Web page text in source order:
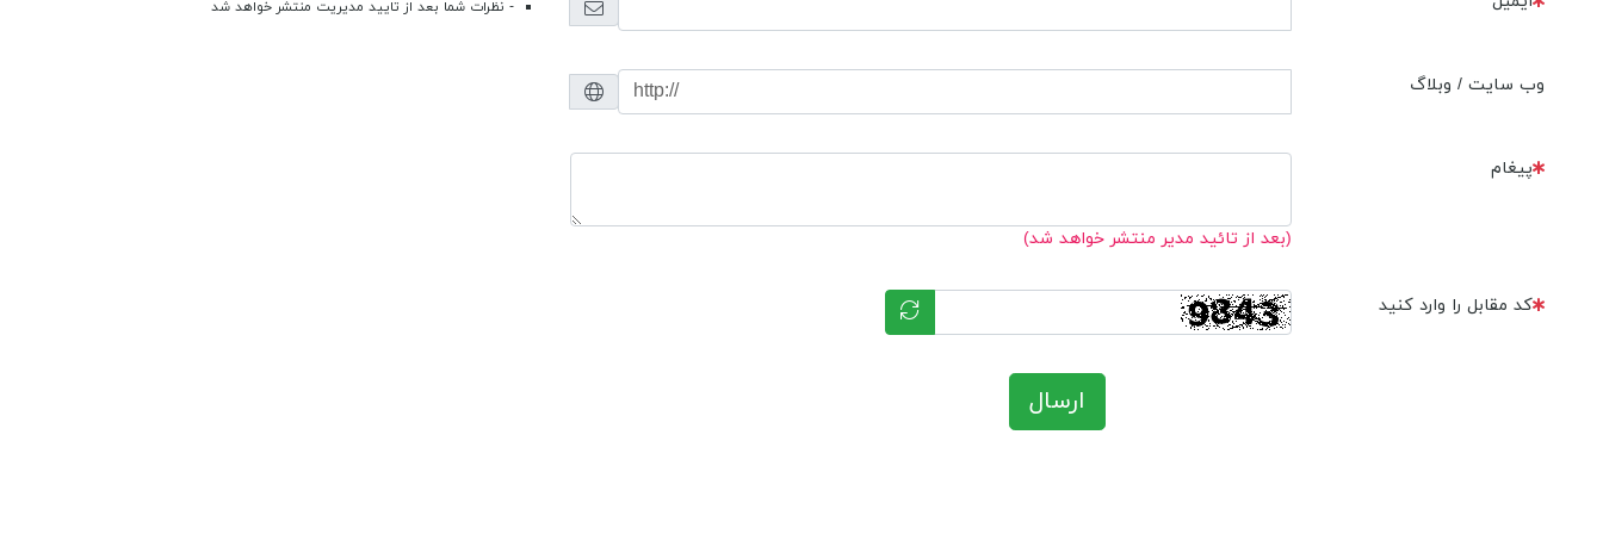
وب سایت / وبلاگ
پیغام
(بعد از تائید مدیر منتشر خواهد شد)
کد مقابل را وارد کنید
ارسال
- نظرات شما بعد از تایید مدیریت منتشر خواهد شد